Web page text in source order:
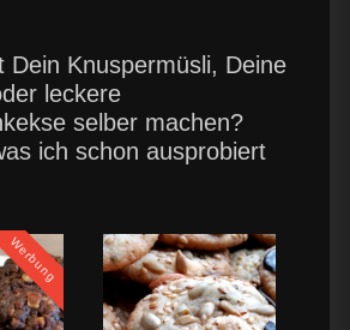
Dein Knuspermüsli, Deine
leckere
selber machen?
ich schon ausprobiert
Werbung